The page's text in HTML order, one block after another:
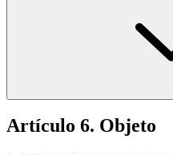
Artículo 6. Objeto